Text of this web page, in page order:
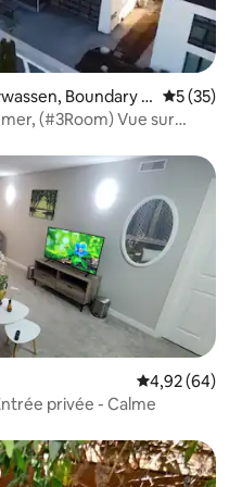
Boundary B Note
5 (35)
(#3Room) Vue sur
Note
4,92 (64)
privée - Calme
les plus aimés